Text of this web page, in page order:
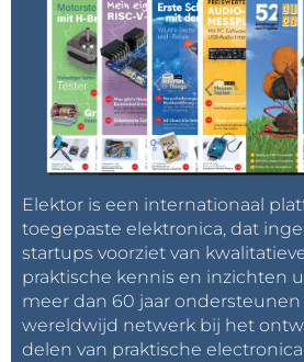
Elektor is een internationaal
toegepaste elektronica, dat
startups voorziet van
praktische kennis en inzichten
meer dan 60 jaar
wereldwijd netwerk bij het
delen van praktische